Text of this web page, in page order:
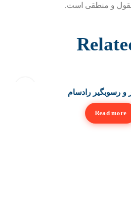
و منطقی است.
و رسوبگیر رادسام
Read more